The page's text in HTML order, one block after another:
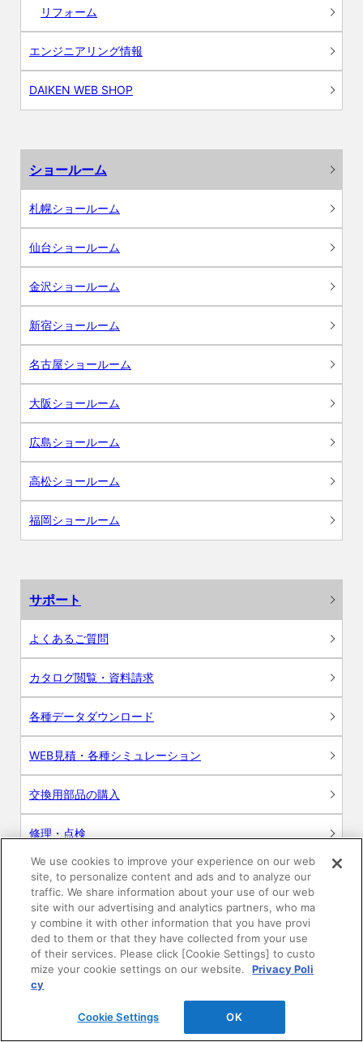
リフォーム
エンジニアリング情報
DAIKEN WEB SHOP
ショールーム
札幌ショールーム
仙台ショールーム
金沢ショールーム
新宿ショールーム
名古屋ショールーム
大阪ショールーム
広島ショールーム
高松ショールーム
福岡ショールーム
サポート
よくあるご質問
カタログ閲覧・資料請求
各種データダウンロード
WEB見積・各種シミュレーション
交換用部品の購入
修理・点検
お問い合わせ
ログイン
建築・設計関係者様向けサイト
ユーザー登録サービス
WEB見積システム
We use cookies to improve your experience on our web
site, to personalize content and ads and to analyze our
traffic. We share information about your use of our web
site with our advertising and analytics partners, who ma
y combine it with other information that you have provi
ded to them or that they have collected from your use
of their services. Please click [Cookie Settings] to custo
mize your cookie settings on our website.
Privacy Poli
cy
Cookie Settings OK